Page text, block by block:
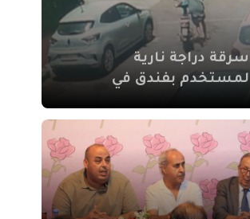
سرقة دراجة نارية
لمستخدم بفندق في
بمراكش